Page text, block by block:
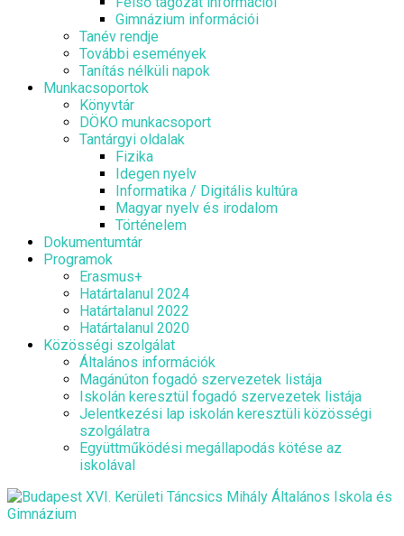
Gimnázium információi
Tanév rendje
További események
Tanítás nélküli napok
Munkacsoportok
Könyvtár
DÖKO munkacsoport
Tantárgyi oldalak
Fizika
Idegen nyelv
Informatika / Digitális kultúra
Magyar nyelv és irodalom
Történelem
Dokumentumtár
Programok
Erasmus+
Határtalanul 2024
Határtalanul 2022
Határtalanul 2020
Közösségi szolgálat
Általános információk
Magánúton fogadó szervezetek listája
Iskolán keresztül fogadó szervezetek listája
Jelentkezési lap iskolán keresztüli közösségi
szolgálatra
Együttműködési megállapodás kötése az
iskolával